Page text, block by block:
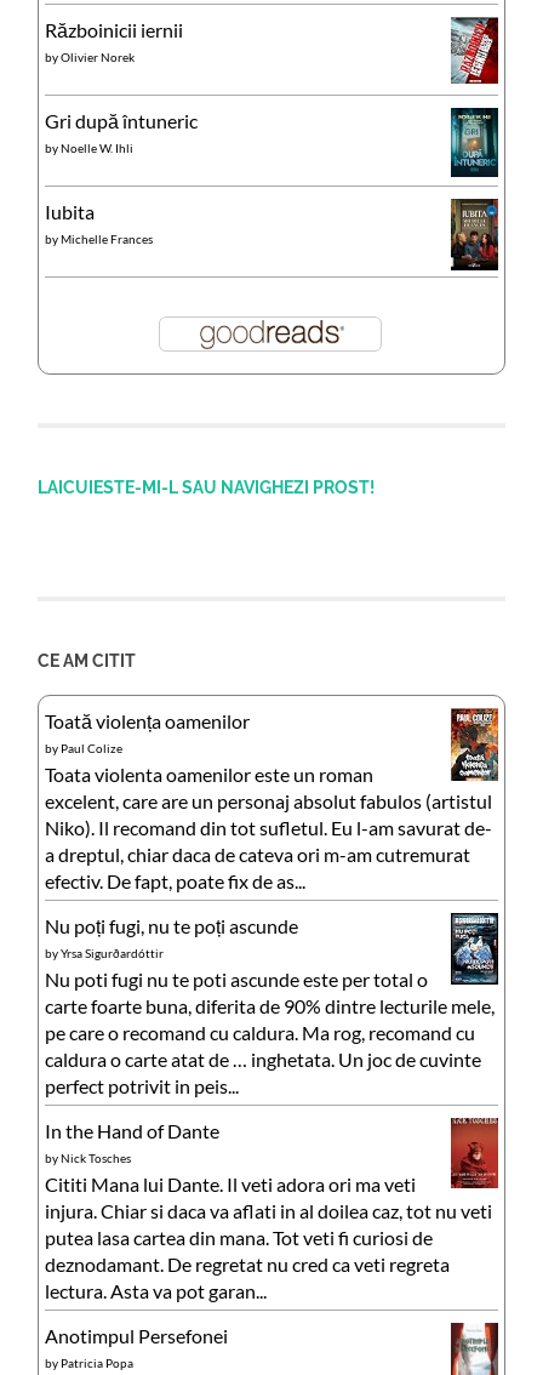
Războinicii iernii
byOlivier Norek
Gri după întuneric
byNoelle W. Ihli
Iubita
byMichelle Frances
LAICUIESTE-MI-L SAU NAVIGHEZI PROST!
CE AM CITIT
Toată violența oamenilor
by Paul Colize
Toata violenta oamenilor este un roman
excelent, care are un personaj absolut fabulos (artistul
Niko). Il recomand din tot sufletul. Eu l-am savurat de-
a dreptul, chiar daca de cateva ori m-am cutremurat
efectiv. De fapt, poate fix de as...
Nu poți fugi, nu te poți ascunde
byYrsa Sigurðardóttir
Nu poti fugi nu te poti ascunde este per total o
carte foarte buna, diferita de 90% dintre lecturile mele,
pe care o recomand cu caldura. Ma rog, recomand cu
caldura o carte atat de … inghetata. Un joc de cuvinte
perfect potrivit in peis...
In the Hand of Dante
byNick Tosches
Cititi Mana lui Dante. Il veti adora ori ma veti
injura. Chiar si daca va aflati in al doilea caz, tot nu veti
putea lasa cartea din mana. Tot veti fi curiosi de
deznodamant. De regretat nu cred ca veti regreta
lectura. Asta va pot garan...
Anotimpul Persefonei
by Patricia Popa